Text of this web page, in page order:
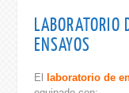
LABORATORIO
ENSAYOS
El laboratorio de